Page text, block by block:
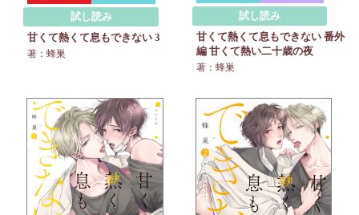
試し読み
甘くて熱くて息もできない 3
著：蜂巣
試し読み
甘くて熱くて息もできない 番外
編 甘くて熱い二十歳の夜
著：蜂巣